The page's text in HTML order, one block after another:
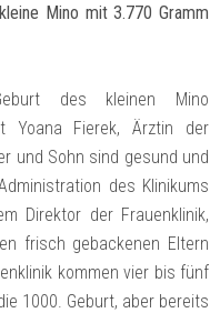
Mino mit 3.770 Gramm
des kleinen Mino
Yoana Fierek, Ärztin der
und Sohn sind gesund und
des Klinikums
Direktor der Frauenklinik,
frisch gebackenen Eltern
kommen vier bis fünf
1000. Geburt, aber bereits